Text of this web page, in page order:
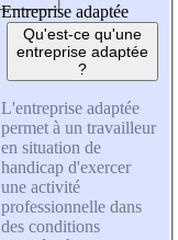
Entreprise adaptée
Qu'est-ce qu'une
entreprise adaptée
?
L'entreprise adaptée
permet à un travailleur
en situation de
handicap d'exercer
une activité
professionnelle dans
des conditions